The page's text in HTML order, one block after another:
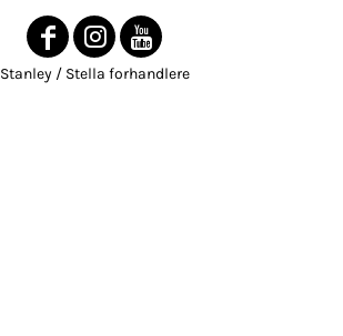
Stanley / Stella forhandlere